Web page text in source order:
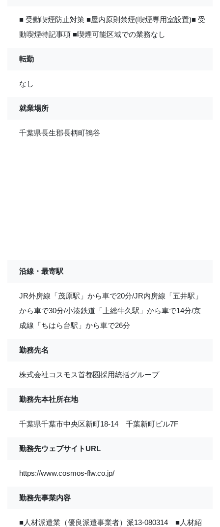
■ 受動喫煙防止対策 ■屋内原則禁煙(喫煙専用室設置)■ 受
動喫煙特記事項 ■喫煙可能区域での業務なし
転勤
なし
就業場所
千葉県長生郡長柄町鴇谷
沿線・最寄駅
JR外房線「茂原駅」から車で20分/JR内房線「五井駅」
から車で30分/小湊鉄道「上総牛久駅」から車で14分/京
成線「ちはら台駅」から車で26分
勤務先名
株式会社コスモス首都圏採用統括グループ
勤務先本社所在地
千葉県千葉市中央区新町18-14 千葉新町ビル7F
勤務先ウェブサイトURL
https://www.cosmos-flw.co.jp/
勤務先事業内容
■人材派遣業（優良派遣事業者）派13-080314 ■人材紹